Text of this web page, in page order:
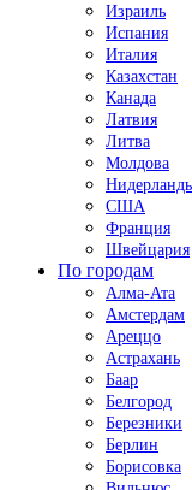
Израиль
Испания
Италия
Казахстан
Канада
Латвия
Литва
Молдова
США
Франция
Швейцария
По городам
Алма-Ата
Амстердам
Ареццо
Астрахань
Баар
Белгород
Березники
Берлин
Борисовка